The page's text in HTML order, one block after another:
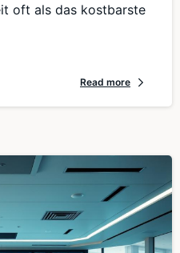
oft als das kostbarste
Read more